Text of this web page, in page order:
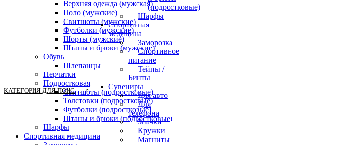
КАТЕГОРИЯ ДЛЯ ПОИСКА
(подростковые)
Шарфы
Спортивная
медицина
Заморозка
Спортивное
питание
Тейпы /
Бинты
Сувениры
Для авто
Для
телефона
Значки
Кружки
Магниты
Верхняя одежда (мужская)
Поло (мужские)
Свитшоты (мужские)
Футболки (мужские)
Шорты (мужские)
Штаны и брюки (мужские)
Обувь
Шлепанцы
Перчатки
Подростковая
Свитшоты (подростковые)
Толстовки (подростковые)
Футболки (подростковые)
Штаны и брюки (подростковые)
Шарфы
Спортивная медицина